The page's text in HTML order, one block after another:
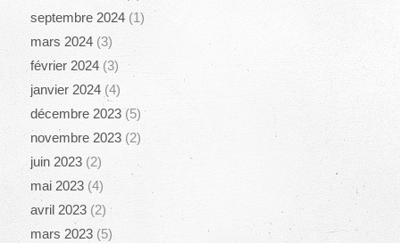
septembre 2024(1)
mars 2024(3)
février 2024(3)
janvier 2024(4)
décembre 2023(5)
novembre 2023(2)
juin 2023(2)
mai 2023(4)
avril 2023(2)
mars 2023(5)